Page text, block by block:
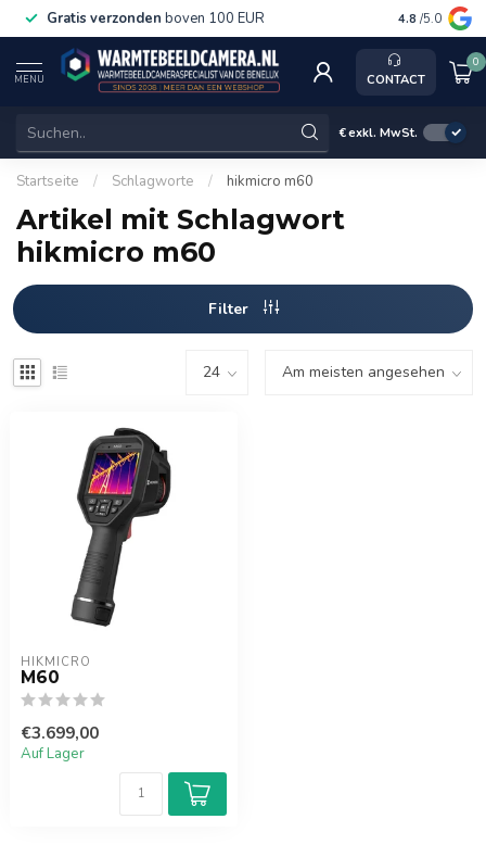
Gratis verzonden boven 100 EUR Service,
4.8 /5.0
MENU CONTACT
0
€exkl. MwSt.
Startseite / Schlagworte / hikmicro m60
Artikel mit Schlagwort
hikmicro m60
Filter
HIKMICRO
M60
€3.699,00
Auf Lager